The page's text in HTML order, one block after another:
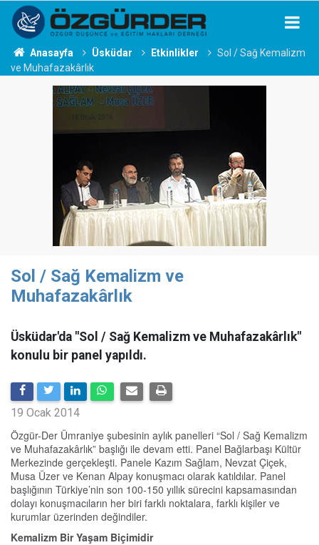
Anasayfa Üsküdar Etkinlikler
Sol / Sağ Kemalizm
ve Muhafazakârlık
Sol / Sağ Kemalizm ve
Muhafazakârlık
Üsküdar'da "Sol / Sağ Kemalizm ve Muhafazakârlık"
konulu bir panel yapıldı.
19 Ocak 2014
Özgür-Der Ümraniye şubesinin aylık panelleri “Sol / Sağ Kemalizm
ve Muhafazakârlık” başlığı ile devam etti. Panel Bağlarbaşı Kültür
Merkezinde gerçekleşti. Panele Kazım Sağlam, Nevzat Çiçek,
Musa Üzer ve Kenan Alpay konuşmacı olarak katıldılar. Panel
başlığının Türkiye’nin son 100-150 yıllık sürecini kapsamasından
dolayı konuşmacıların her biri farklı noktalara, farklı kişiler ve
kurumlar üzerinden değindiler.
Kemalizm Bir Yaşam Biçimidir